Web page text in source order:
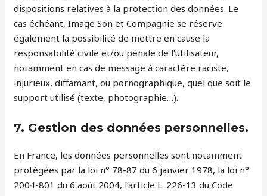
dispositions relatives à la protection des données. Le
cas échéant, Image Son et Compagnie se réserve
également la possibilité de mettre en cause la
responsabilité civile et/ou pénale de l’utilisateur,
notamment en cas de message à caractère raciste,
injurieux, diffamant, ou pornographique, quel que soit le
support utilisé (texte, photographie…).
7. Gestion des données personnelles.
En France, les données personnelles sont notamment
protégées par la loi n° 78-87 du 6 janvier 1978, la loi n°
2004-801 du 6 août 2004, l’article L. 226-13 du Code